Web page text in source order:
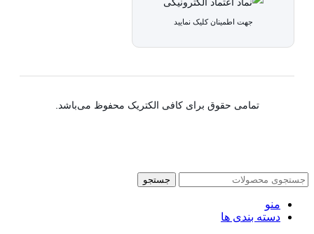
جهت اطمینان کلیک نمایید
تمامی حقوق برای کافی الکتریک محفوظ می‌باشد.
جستجو
منو
دسته بندی ها